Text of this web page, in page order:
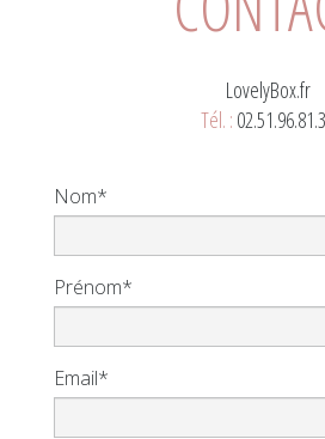
LovelyBox.fr
Tél. :
Nom*
Prénom*
Email*